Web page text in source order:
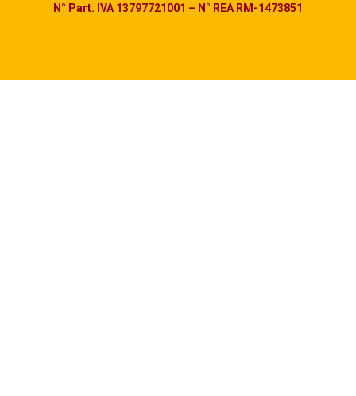
N° Part. IVA 13797721001 – N° REA RM-1473851